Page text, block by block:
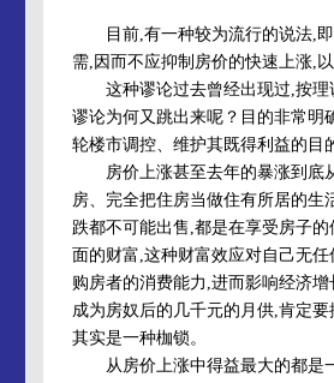
目前,有一种较为流行的说法,即
需,因而不应抑制房价的快速上涨,
这种谬论过去曾经出现过,按理
谬论为何又跳出来呢？目的非常明
轮楼市调控、维护其既得利益的目
房价上涨甚至去年的暴涨到底从
房、完全把住房当做住有所居的
跌都不可能出售,都是在享受房子
面的财富,这种财富效应对自己无
购房者的消费能力,进而影响经济
成为房奴后的几千元的月供,肯定
其实是一种枷锁。
从房价上涨中得益最大的都是一